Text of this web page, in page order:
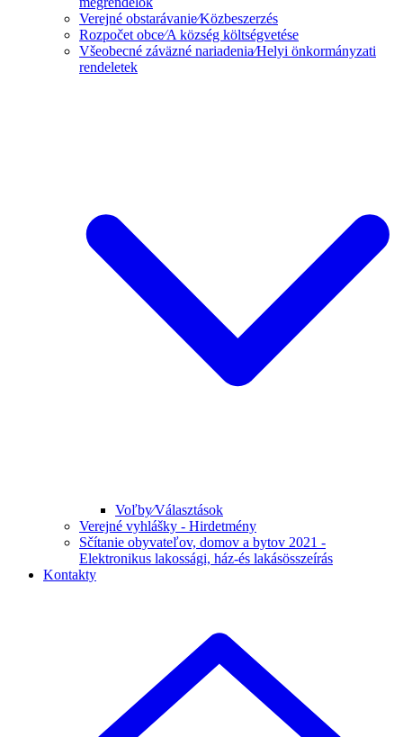
Verejné obstarávanie⁄Közbeszerzés
Rozpočet obce⁄A község költségvetése
Všeobecné záväzné nariadenia⁄Helyi önkormányzati
rendeletek
Voľby⁄Választások
Verejné vyhlášky - Hirdetmény
Sčítanie obyvateľov, domov a bytov 2021 -
Elektronikus lakossági, ház-és lakásösszeírás
Kontakty